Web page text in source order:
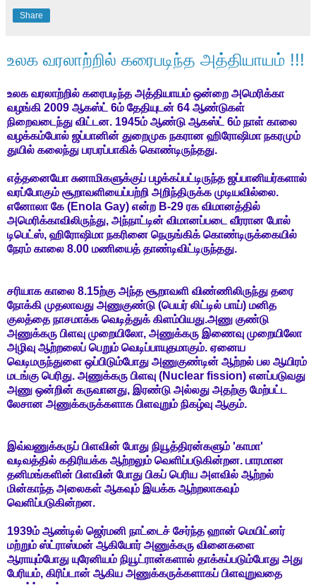
Share
உலக வரலாற்றில் கரைபடிந்த அத்தியாயம் !!!
உலக வரலாற்றில் கரைபடிந்த அத்தியாயம் ஒன்றை அமெரிக்கா
வழங்கி 2009 ஆகஸ்ட் 6ம் தேதியுடன் 64 ஆண்டுகள்
நிறைவடைந்து விட்டன. 1945ம் ஆண்டு ஆகஸ்ட் 6ம் நாள் காலை
வழக்கம்போல் ஜப்பானின் துறைமுக நகரான ஹிரோஷிமா நகரமும்
துயில் கலைந்து பரபரப்பாகிக் கொண்டிருந்தது.
எத்தனையோ சுனாமிகளுக்குப் பழக்கப்பட்டிருந்த ஜப்பானியர்களால்
வரப்போகும் சூறாவளியைப்பற்றி அறிந்திருக்க முடியவில்லை.
எனோலா கே (Enola Gay) என்ற B-29 ரக விமானத்தில்
அமெரிக்காவிலிருந்து, அந்நாட்டின் விமானப்படை வீரரான போல்
டிபெட்ஸ், ஹிரோஷிமா நகரினை நெருங்கிக் கொண்டிருக்கையில்
நேரம் காலை 8.00 மணியைத் தாண்டிவிட்டிருந்தது.
சரியாக காலை 8.15ற்கு அந்த சூறாவளி விண்ணிலிருந்து தரை
நோக்கி முதலாவது அணுகுண்டு (பெயர் லிட்டில் பாய்) மனித
குலத்தை நாசமாக்க வெடித்துக் கிளம்பியது.அணு குண்டு
அணுக்கரு பிளவு முறையிலோ, அணுக்கரு இணைவு முறையிலோ
அழிவு ஆற்றலைப் பெறும் வெடிப்பாயுதமாகும். ஏனைய
வெடிமருந்துளை ஒப்பிடும்போது அணுகுண்டின் ஆற்றல் பல ஆயிரம்
மடங்கு பெரிது. அணுக்கரு பிளவு (Nuclear fission) எனப்படுவது
அணு ஒன்றின் கருவானது, இரண்டு அல்லது அதற்கு மேற்பட்ட
லேசான அணுக்கருக்களாக பிளவுறும் நிகழ்வு ஆகும்.
இவ்வணுக்கருப் பிளவின் போது நியூத்திரன்களும் 'காமா'
வடிவத்தில் கதிரியக்க ஆற்றலும் வெளிப்படுகின்றன. பாரமான
தனிமங்களின் பிளவின் போது பிகப் பெரிய அளவில் ஆற்றல்
மின்காந்த அலைகள் ஆகவும் இயக்க ஆற்றலாகவும்
வெளிப்படுகின்றன.
1939ம் ஆண்டில் ஜெர்மனி நாட்டைச் சேர்ந்த ஹான் மெயிட்னர்
மற்றும் ஸ்ட்ராஸ்மன் ஆகியோர் அணுக்கரு வினைகளை
ஆராயும்போது யுரேனியம் நியூட்ரான்களால் தாக்கப்படும்போது அது
பேரியம், கிரிப்டான் ஆகிய அணுக்கருக்களாகப் பிளவுறுவதை